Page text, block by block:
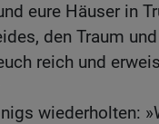
eure Häuser in
den Traum
reich und
wiederholten: